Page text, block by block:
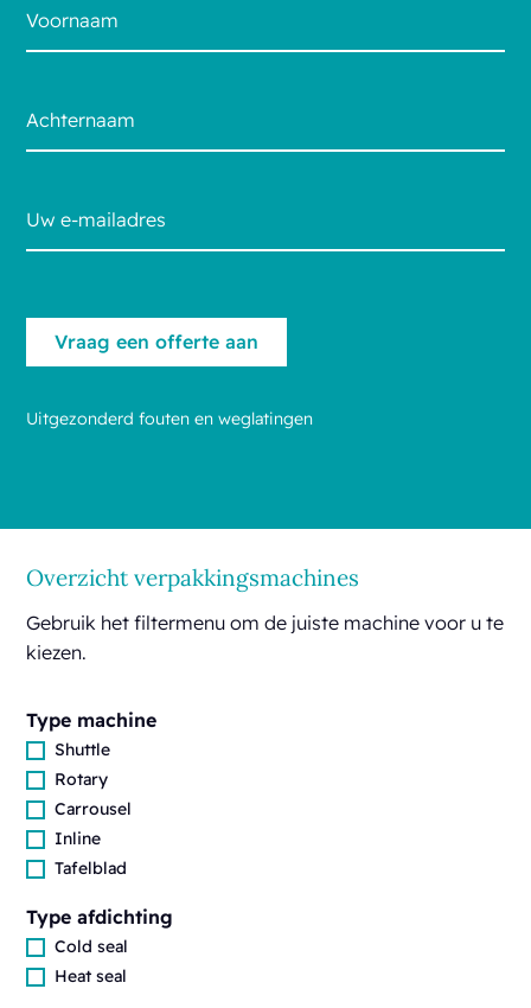
Uitgezonderd fouten en weglatingen
Overzicht verpakkingsmachines
Gebruik het filtermenu om de juiste machine voor u te
kiezen.
Type machine
Shuttle
Rotary
Carrousel
Inline
Tafelblad
Type afdichting
Cold seal
Heat seal